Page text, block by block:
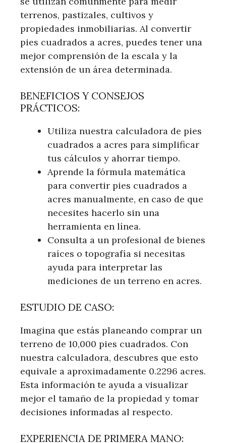
terrenos, pastizales, cultivos y
propiedades inmobiliarias. Al convertir
pies cuadrados a acres, puedes tener una
mejor comprensión de la escala y la
extensión de un área determinada.
BENEFICIOS Y CONSEJOS
PRÁCTICOS:
Utiliza nuestra calculadora de pies
cuadrados a acres para simplificar
tus cálculos y ahorrar tiempo.
Aprende la fórmula matemática
para convertir pies cuadrados a
acres manualmente, en caso de que
necesites hacerlo sin una
herramienta en línea.
Consulta a un profesional de bienes
raíces o topografía si necesitas
ayuda para interpretar las
mediciones de un terreno en acres.
ESTUDIO DE CASO:
Imagina que estás planeando comprar un
terreno de 10,000 pies cuadrados. Con
nuestra calculadora, descubres que esto
equivale a aproximadamente 0.2296 acres.
Esta información te ayuda a visualizar
mejor el tamaño de la propiedad y tomar
decisiones informadas al respecto.
EXPERIENCIA DE PRIMERA MANO: